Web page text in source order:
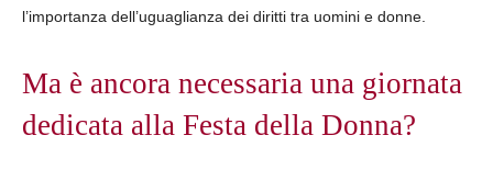
l’importanza dell’uguaglianza dei diritti tra uomini e donne.
Ma è ancora necessaria una giornata
dedicata alla Festa della Donna?